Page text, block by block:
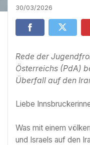
30/03/2026
Rede der
Österreichs (PdA)
Überfall auf den
Liebe
Was mit einem
und Israels auf den